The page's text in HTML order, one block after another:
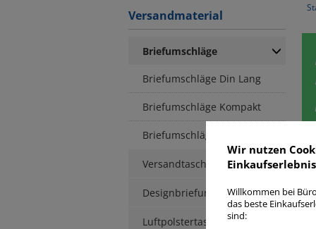
Versandmaterial
Briefumschläge
Briefumschläge Din Lang
Briefumschläge Kompakt
Briefumschläge C6
Versandtaschen
Designbriefumschläge
Luftpolstertaschen
Wir nutzen
Willkommen bei
das beste
sind: